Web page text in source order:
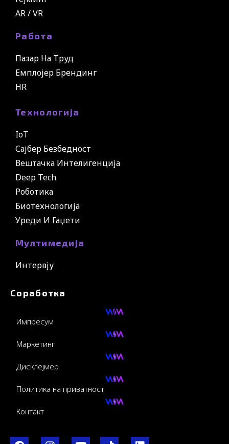
AR / VR
Работа
Пазар На Труд
Емплојер Брендинг
HR
Технологија
IoT
Сајбер Безбедност
Вештачка Интелигенција
Deep Tech
Роботика
Биотехнологија
Уреди И Гаџети
Мултимедија
Интервју
Соработка
Импресум
Маркетинг
Дисклејмер
Политика на приватност
Контакт
F I Y I L